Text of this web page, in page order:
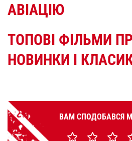
АВІАЦІЮ
ТОПОВІ ФІЛЬМИ
НОВИНКИ І
ВАМ СПОДОБАВСЯ